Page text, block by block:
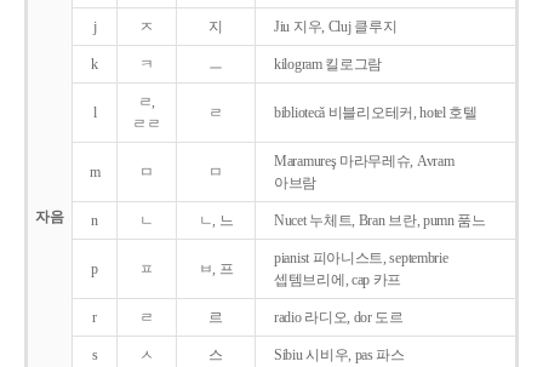
자음
j ㅈ 지 Jiu 지우, Cluj 클루지
k ㅋ ㅡ kilogram 킬로그람
l
ㄹ,
ㄹㄹ
ㄹ bibliotecǎ 비블리오테커, hotel 호텔
m ㅁ ㅁ
Maramureş 마라무레슈, Avram
아브람
n ㄴ ㄴ, 느 Nucet 누체트, Bran 브란, pumn 품느
p ㅍ ㅂ, 프
pianist 피아니스트, septembrie
셉템브리에, cap 카프
r ㄹ 르 radio 라디오, dor 도르
s ㅅ 스 Sibiu 시비우, pas 파스